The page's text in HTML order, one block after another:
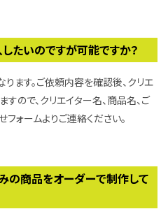
たいのですが可能ですか？
ます。ご依頼内容を確認後、クリエ
ので、クリエイター名、商品名、ご
ォームよりご連絡ください。
の商品をオーダーで制作して